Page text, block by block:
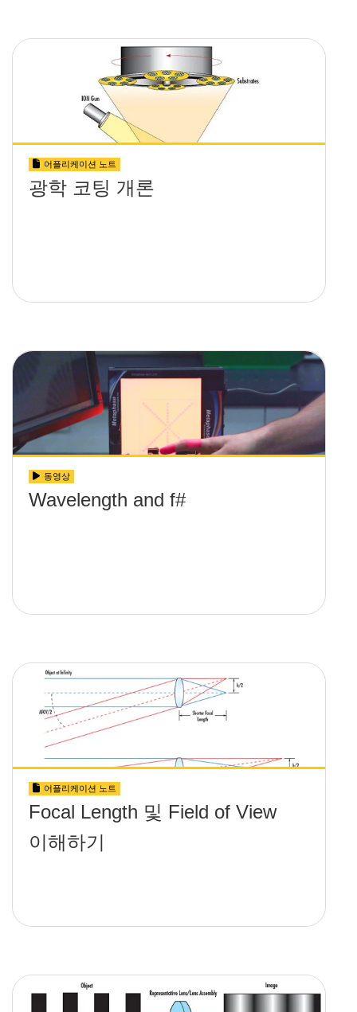
어플리케이션 노트
광학 코팅 개론
동영상
Wavelength and f#
어플리케이션 노트
Focal Length 및 Field of View
이해하기